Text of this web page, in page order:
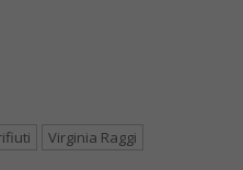
Virginia Raggi